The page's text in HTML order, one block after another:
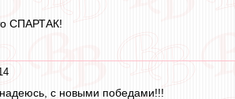
СПАРТАК!
с новыми победами!!!